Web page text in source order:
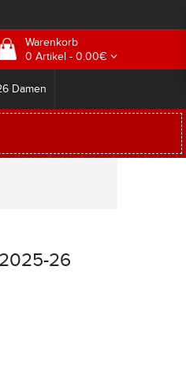
Warenkorb
0 Artikel - 0.00€
Damen
26